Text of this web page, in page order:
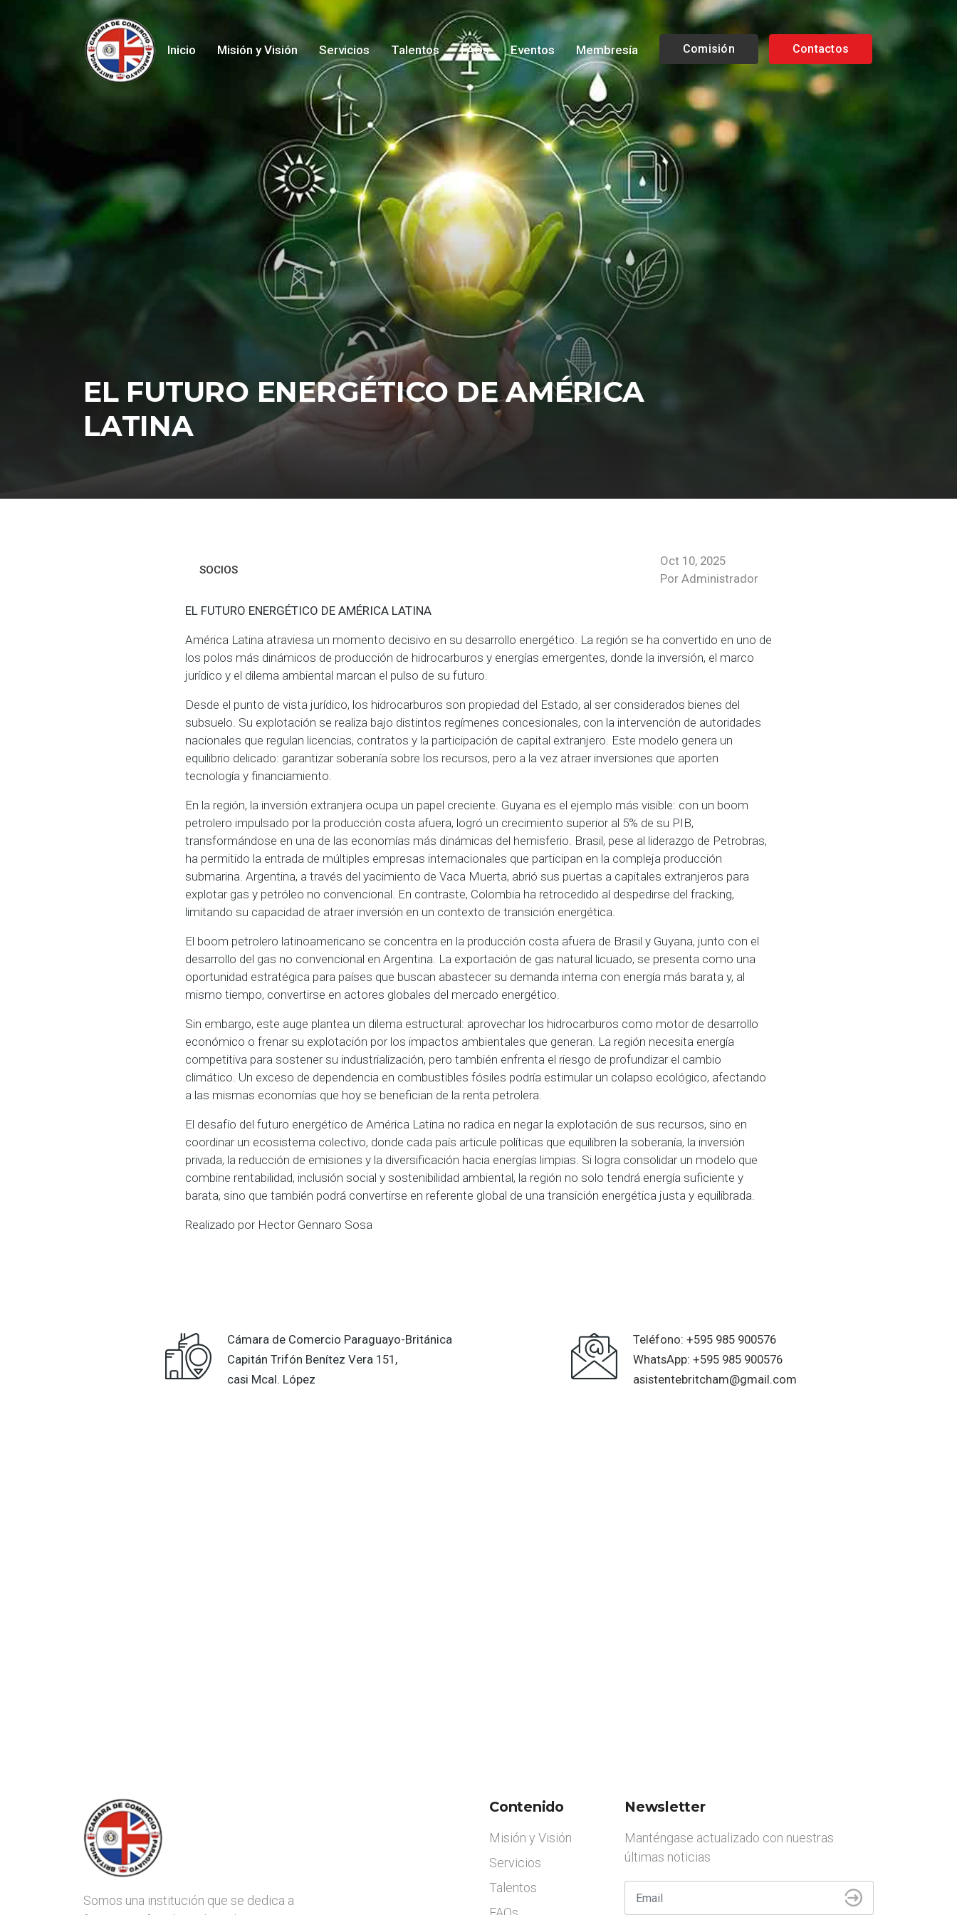
Inicio Misión y Visión Servicios Talentos FAQs Eventos Membresía Comisión Contactos
EL FUTURO ENERGÉTICO DE AMÉRICA
LATINA
SOCIOS
Oct 10, 2025
Por Administrador
EL FUTURO ENERGÉTICO DE AMÉRICA LATINA
América Latina atraviesa un momento decisivo en su desarrollo energético. La región se ha convertido en uno de
los polos más dinámicos de producción de hidrocarburos y energías emergentes, donde la inversión, el marco
jurídico y el dilema ambiental marcan el pulso de su futuro.
Desde el punto de vista jurídico, los hidrocarburos son propiedad del Estado, al ser considerados bienes del
subsuelo. Su explotación se realiza bajo distintos regímenes concesionales, con la intervención de autoridades
nacionales que regulan licencias, contratos y la participación de capital extranjero. Este modelo genera un
equilibrio delicado: garantizar soberanía sobre los recursos, pero a la vez atraer inversiones que aporten
tecnología y financiamiento.
En la región, la inversión extranjera ocupa un papel creciente. Guyana es el ejemplo más visible: con un boom
petrolero impulsado por la producción costa afuera, logró un crecimiento superior al 5% de su PIB,
transformándose en una de las economías más dinámicas del hemisferio. Brasil, pese al liderazgo de Petrobras,
ha permitido la entrada de múltiples empresas internacionales que participan en la compleja producción
submarina. Argentina, a través del yacimiento de Vaca Muerta, abrió sus puertas a capitales extranjeros para
explotar gas y petróleo no convencional. En contraste, Colombia ha retrocedido al despedirse del fracking,
limitando su capacidad de atraer inversión en un contexto de transición energética.
El boom petrolero latinoamericano se concentra en la producción costa afuera de Brasil y Guyana, junto con el
desarrollo del gas no convencional en Argentina. La exportación de gas natural licuado, se presenta como una
oportunidad estratégica para países que buscan abastecer su demanda interna con energía más barata y, al
mismo tiempo, convertirse en actores globales del mercado energético.
Sin embargo, este auge plantea un dilema estructural: aprovechar los hidrocarburos como motor de desarrollo
económico o frenar su explotación por los impactos ambientales que generan. La región necesita energía
competitiva para sostener su industrialización, pero también enfrenta el riesgo de profundizar el cambio
climático. Un exceso de dependencia en combustibles fósiles podría estimular un colapso ecológico, afectando
a las mismas economías que hoy se benefician de la renta petrolera.
El desafío del futuro energético de América Latina no radica en negar la explotación de sus recursos, sino en
coordinar un ecosistema colectivo, donde cada país articule políticas que equilibren la soberanía, la inversión
privada, la reducción de emisiones y la diversificación hacia energías limpias. Si logra consolidar un modelo que
combine rentabilidad, inclusión social y sostenibilidad ambiental, la región no solo tendrá energía suficiente y
barata, sino que también podrá convertirse en referente global de una transición energética justa y equilibrada.
Realizado por Hector Gennaro Sosa
Cámara de Comercio Paraguayo-Británica
Capitán Trifón Benítez Vera 151,
casi Mcal. López
Teléfono: +595 985 900576
WhatsApp: +595 985 900576
asistentebritcham@gmail.com
Somos una institución que se dedica a
Contenido
Misión y Visión
Servicios
Talentos
Newsletter
Manténgase actualizado con nuestras
últimas noticias